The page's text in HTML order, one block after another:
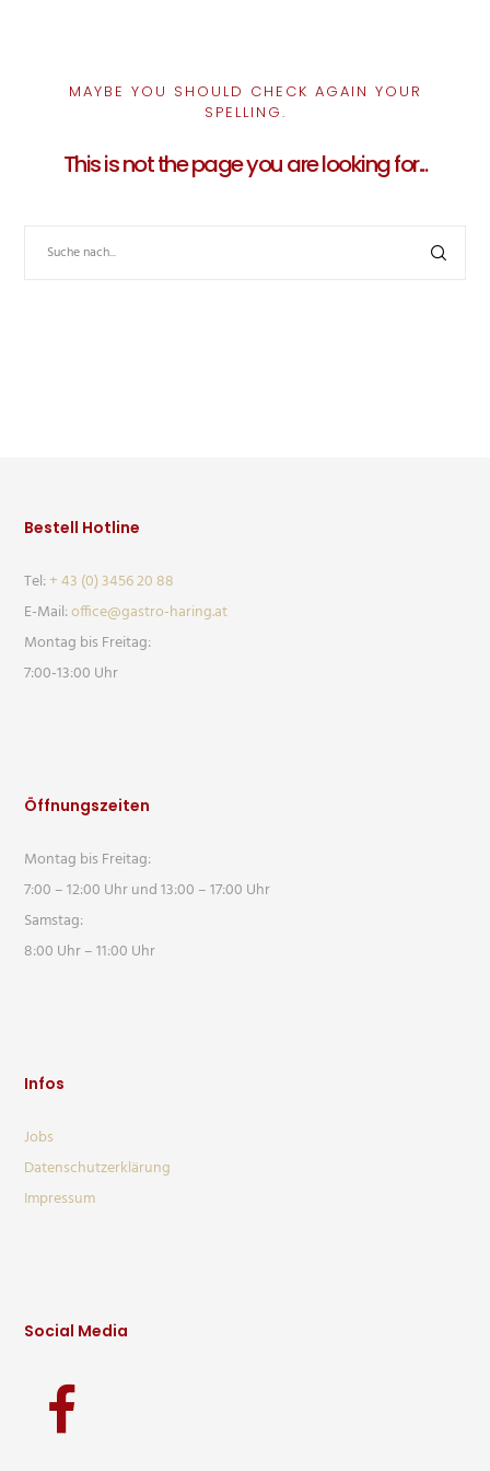
MAYBE YOU SHOULD CHECK AGAIN YOUR
SPELLING.
This is not the page you are looking for...
Bestell Hotline
Tel:+ 43 (0) 3456 20 88
E-Mail:office@gastro-haring.at
Montag bis Freitag:
7:00-13:00 Uhr
Öffnungszeiten
Montag bis Freitag:
7:00 – 12:00 Uhr und 13:00 – 17:00 Uhr
Samstag:
8:00 Uhr – 11:00 Uhr
Infos
Jobs
Datenschutzerklärung
Impressum
Social Media